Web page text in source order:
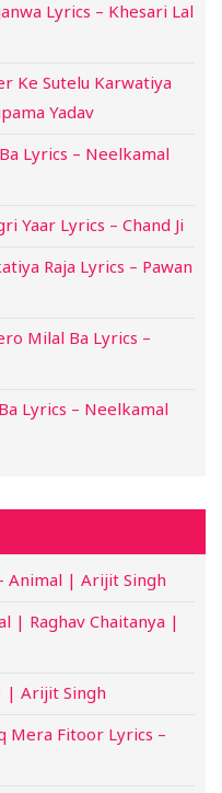
Lyrics – Khesari Lal
Ke Sutelu Karwatiya
Yadav
Lyrics – Neelkamal
Yaar Lyrics – Chand Ji
Raja Lyrics – Pawan
Milal Ba Lyrics –
Lyrics – Neelkamal
Animal | Arijit Singh
| Raghav Chaitanya |
| Arijit Singh
Mera Fitoor Lyrics –